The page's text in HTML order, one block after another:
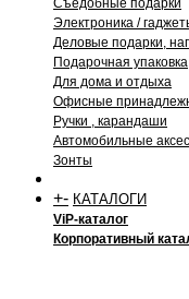
Съедобные подарки
Электроника /
Деловые подарки,
Подарочная упаковка
Для дома и отдыха
Офисные
Ручки , карандаши
Автомобильные
Зонты
+- КАТАЛОГИ
ViP-каталог
Корпоративный